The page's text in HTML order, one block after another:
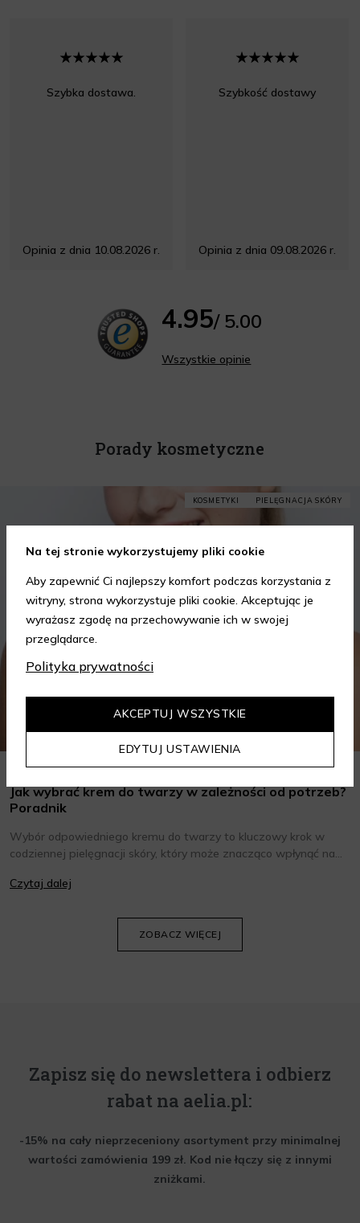
Szybka dostawa.
Opinia z dnia 10.08.2026 r.
Szybkość dostawy
Opinia z dnia 09.08.2026 r.
4.95/ 5.00
Wszystkie opinie
Porady kosmetyczne
KOSMETYKI PIELĘGNACJA SKÓRY
Jak wybrać krem do twarzy w zależności od potrzeb?
Poradnik
Wybór odpowiedniego kremu do twarzy to kluczowy krok w
codziennej pielęgnacji skóry, który może znacząco wpłynąć na
oraz wiedzieć, jak dopasować je do potrzeb własnej skóry.
Czytaj dalej
ZOBACZ WIĘCEJ
Zapisz się do newslettera i odbierz
rabat na aelia.pl:
-15% na cały nieprzeceniony asortyment przy minimalnej
wartości zamówienia 199 zł. Kod nie łączy się z innymi
zniżkami.
Na tej stronie wykorzystujemy pliki cookie
Aby zapewnić Ci najlepszy komfort podczas korzystania z
witryny, strona wykorzystuje pliki cookie. Akceptując je
wyrażasz zgodę na przechowywanie ich w swojej
przeglądarce.
Polityka prywatności
EDYTUJ USTAWIENIA
AKCEPTUJ WSZYSTKIE